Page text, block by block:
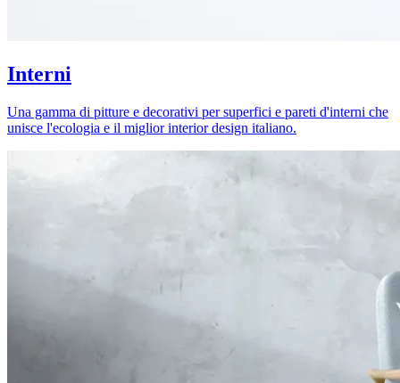
Interni
Una gamma di pitture e decorativi per superfici e pareti d'interni che
unisce l'ecologia e il miglior interior design italiano.